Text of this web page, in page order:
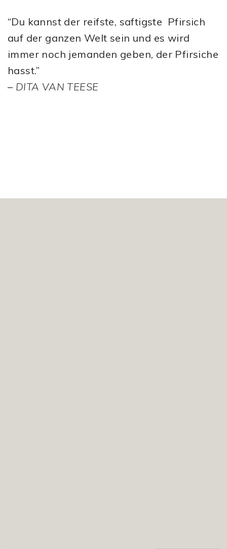
“Du kannst der reifste, saftigste Pfirsich
auf der ganzen Welt sein und es wird
immer noch jemanden geben, der Pfirsiche
hasst.”
– DITA VAN TEESE